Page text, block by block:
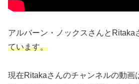
アルバーン・ノックスさんとRitaka
ています。
現在Ritakaさんのチャンネルの動画